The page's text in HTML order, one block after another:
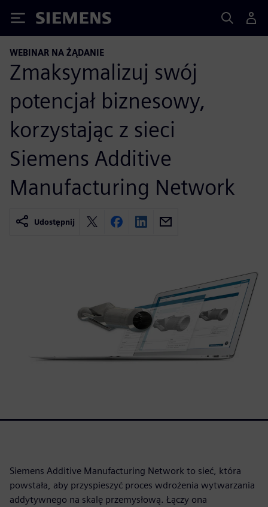
Siemens
WEBINAR NA ŻĄDANIE
Zmaksymalizuj swój
potencjał biznesowy,
korzystając z sieci
Siemens Additive
Manufacturing Network
Udostępnij
Siemens Additive Manufacturing Network to sieć, która
powstała, aby przyspieszyć proces wdrożenia wytwarzania
addytywnego na skalę przemysłową. Łączy ona